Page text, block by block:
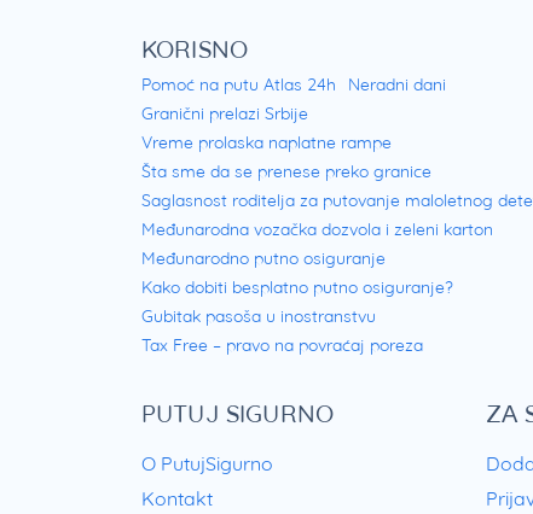
KORISNO
Pomoć na putu Atlas 24h
Neradni dani
Granični prelazi Srbije
Vreme prolaska naplatne rampe
Šta sme da se prenese preko granice
Saglasnost roditelja za putovanje maloletnog
Međunarodna vozačka dozvola i zeleni karton
Međunarodno putno osiguranje
Kako dobiti besplatno putno osiguranje?
Gubitak pasoša u inostranstvu
Tax Free – pravo na povraćaj poreza
PUTUJ SIGURNO
O PutujSigurno
Kontakt
ZA